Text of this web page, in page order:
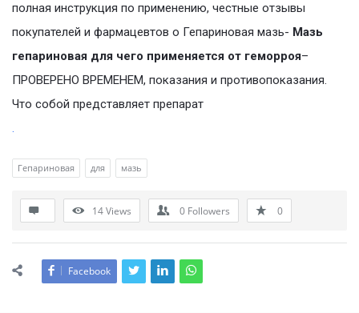
полная инструкция по применению, честные отзывы
покупателей и фармацевтов о Гепариновая мазь- Мазь
гепариновая для чего применяется от геморроя–
ПРОВЕРЕНО ВРЕМЕНЕМ, показания и противопоказания.
Что собой представляет препарат
.
Гепариновая для мазь
14Views 0 Followers 0
Facebook